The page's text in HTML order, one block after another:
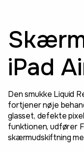
iPad
Den smukke Liquid
fortjener nøje
glasset, defekte
funktionen, udfører
skærmudskiftning